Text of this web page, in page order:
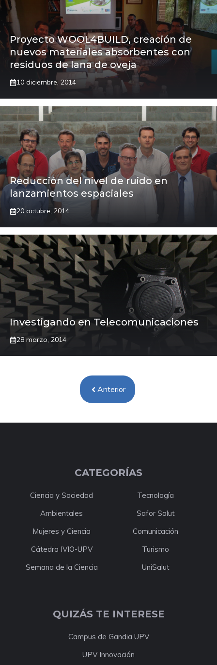
Proyecto WOOL4BUILD, creación de
nuevos materiales absorbentes con
residuos de lana de oveja
10 diciembre, 2014
Reducción del nivel de ruido en
lanzamientos espaciales
20 octubre, 2014
Investigando en Telecomunicaciones
28 marzo, 2014
Anterior
CATEGORÍAS
Ciencia y Sociedad
Tecnología
Ambientales
Safor Salut
Mujeres y Ciencia
Comunicación
Cátedra IVIO-UPV
Turismo
Semana de la Ciencia
UniSalut
QUIZÁS TE INTERESE
Campus de Gandia UPV
UPV Innovación